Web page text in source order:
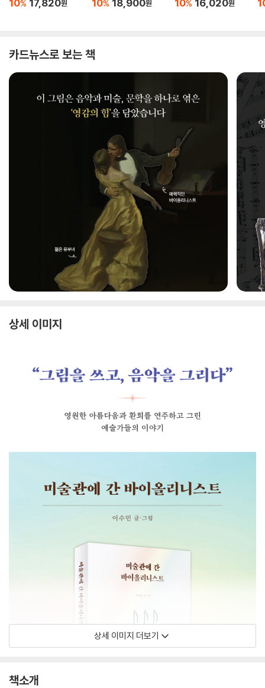
10% 17,820원 10% 18,900원 10% 16,020원
카드뉴스로 보는 책
상세 이미지
상세 이미지 더보기
책소개